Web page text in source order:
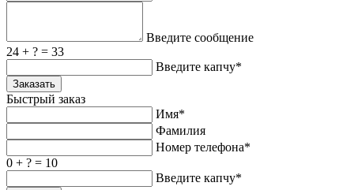
Введите сообщение
24 + ? = 33
Введите капчу*
Заказать
Быстрый заказ
Имя*
Фамилия
Номер телефона*
0 + ? = 10
Введите капчу*